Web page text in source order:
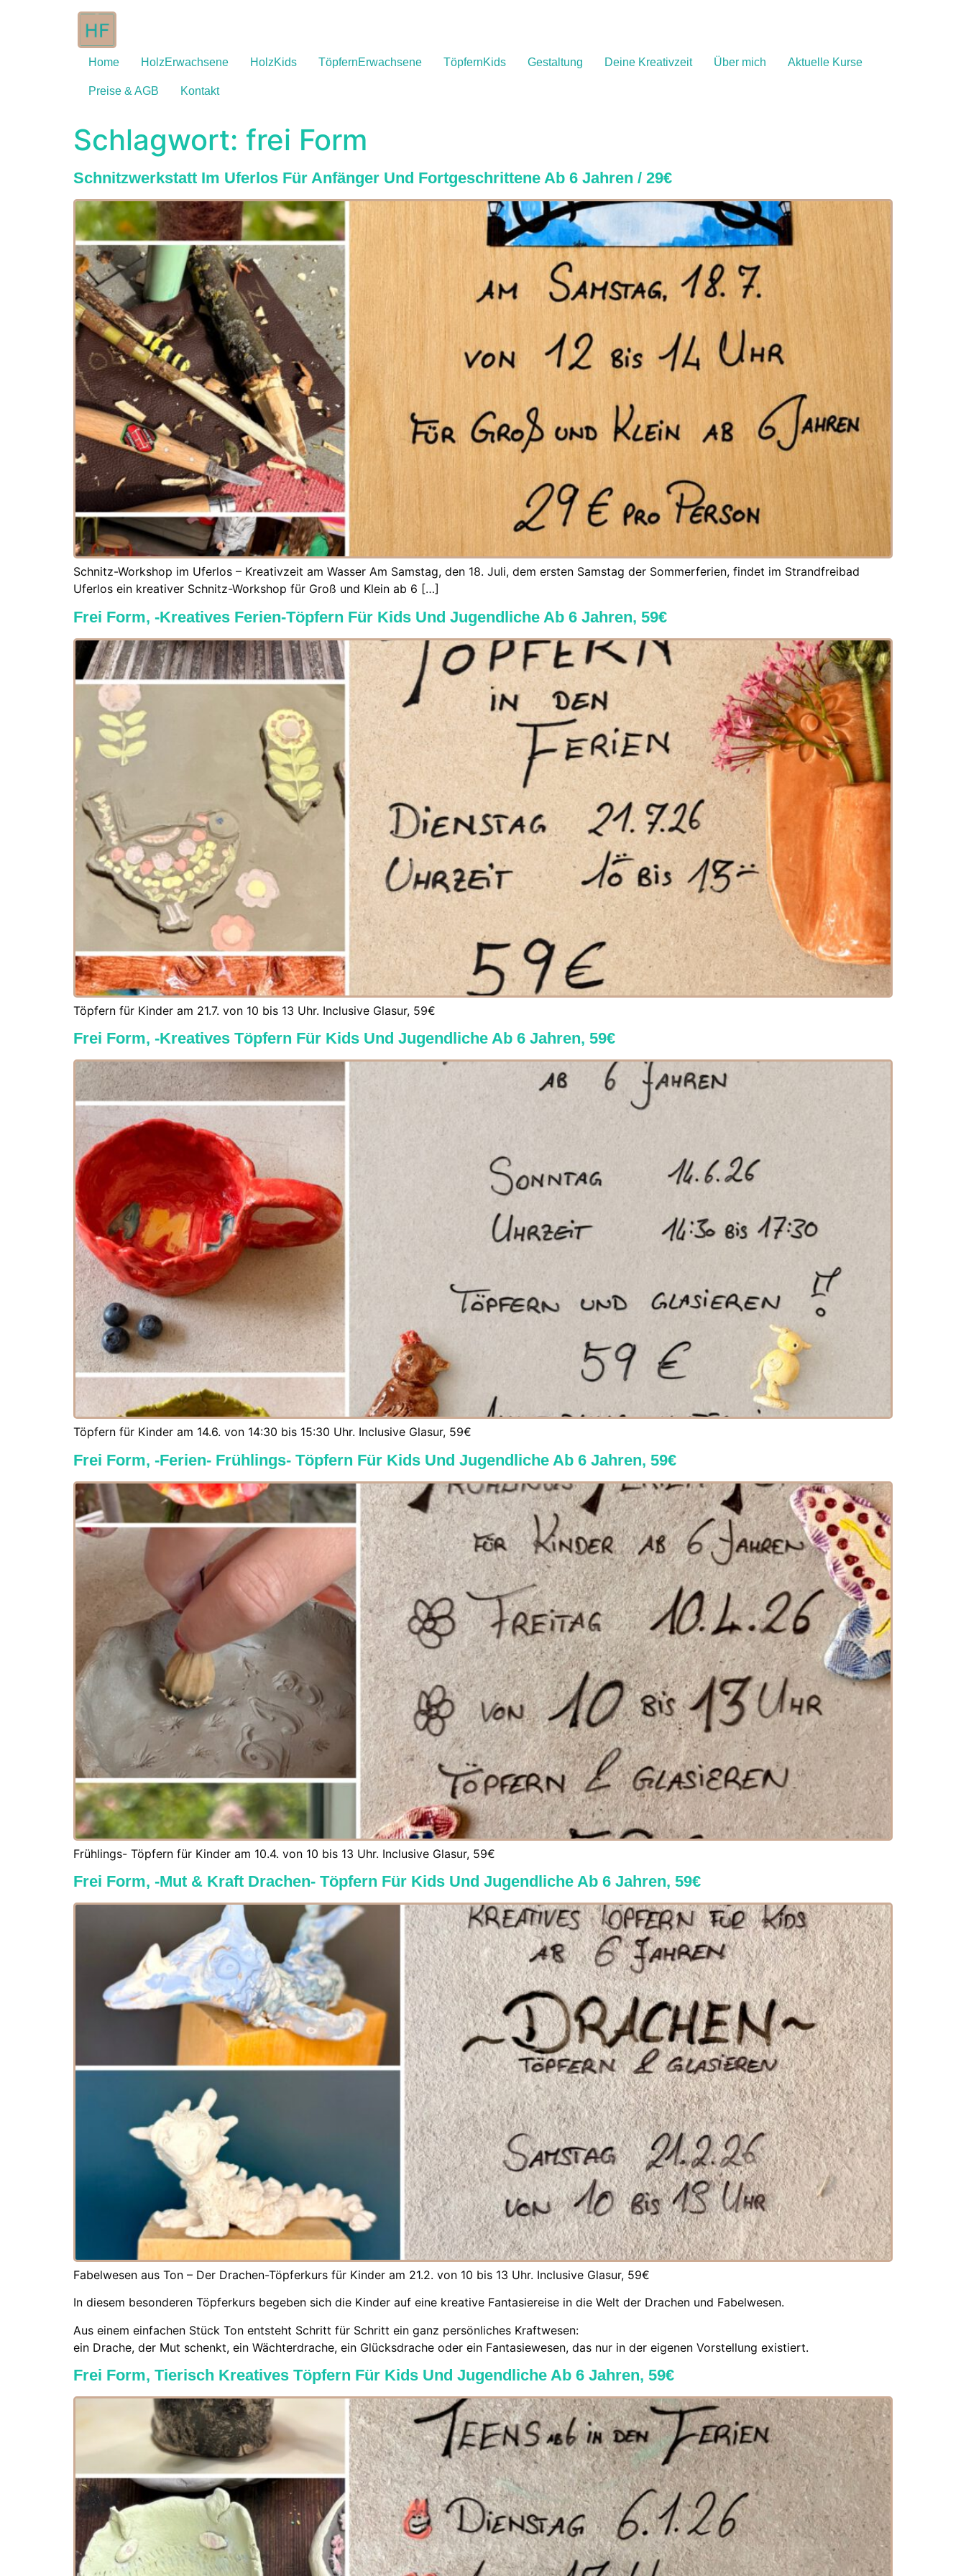
Home HolzErwachsene HolzKids TöpfernErwachsene TöpfernKids Gestaltung Deine Kreativzeit Über mich Aktuelle Kurse
Preise & AGB Kontakt
Schlagwort: frei Form
Schnitzwerkstatt Im Uferlos Für Anfänger Und Fortgeschrittene Ab 6 Jahren / 29€
Schnitz-Workshop im Uferlos – Kreativzeit am Wasser Am Samstag, den 18. Juli, dem ersten Samstag der Sommerferien, findet im Strandfreibad
Uferlos ein kreativer Schnitz-Workshop für Groß und Klein ab 6 […]
Frei Form, -Kreatives Ferien-Töpfern Für Kids Und Jugendliche Ab 6 Jahren, 59€
Töpfern für Kinder am 21.7. von 10 bis 13 Uhr. Inclusive Glasur, 59€
Frei Form, -Kreatives Töpfern Für Kids Und Jugendliche Ab 6 Jahren, 59€
Töpfern für Kinder am 14.6. von 14:30 bis 15:30 Uhr. Inclusive Glasur, 59€
Frei Form, -Ferien- Frühlings- Töpfern Für Kids Und Jugendliche Ab 6 Jahren, 59€
Frühlings- Töpfern für Kinder am 10.4. von 10 bis 13 Uhr. Inclusive Glasur, 59€
Frei Form, -Mut & Kraft Drachen- Töpfern Für Kids Und Jugendliche Ab 6 Jahren, 59€
Fabelwesen aus Ton – Der Drachen-Töpferkurs für Kinder am 21.2. von 10 bis 13 Uhr. Inclusive Glasur, 59€
In diesem besonderen Töpferkurs begeben sich die Kinder auf eine kreative Fantasiereise in die Welt der Drachen und Fabelwesen.
Aus einem einfachen Stück Ton entsteht Schritt für Schritt ein ganz persönliches Kraftwesen:
ein Drache, der Mut schenkt, ein Wächterdrache, ein Glücksdrache oder ein Fantasiewesen, das nur in der eigenen Vorstellung existiert.
Frei Form, Tierisch Kreatives Töpfern Für Kids Und Jugendliche Ab 6 Jahren, 59€